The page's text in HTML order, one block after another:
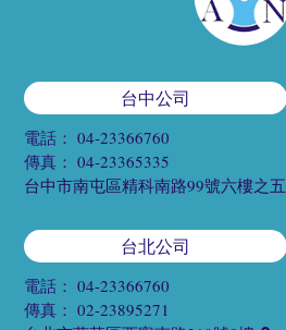
台中公司
電話：04-23366760
傳真：04-23365335
台中市南屯區精科南路99號六樓之五
台北公司
電話：04-23366760
傳真：02-23895271